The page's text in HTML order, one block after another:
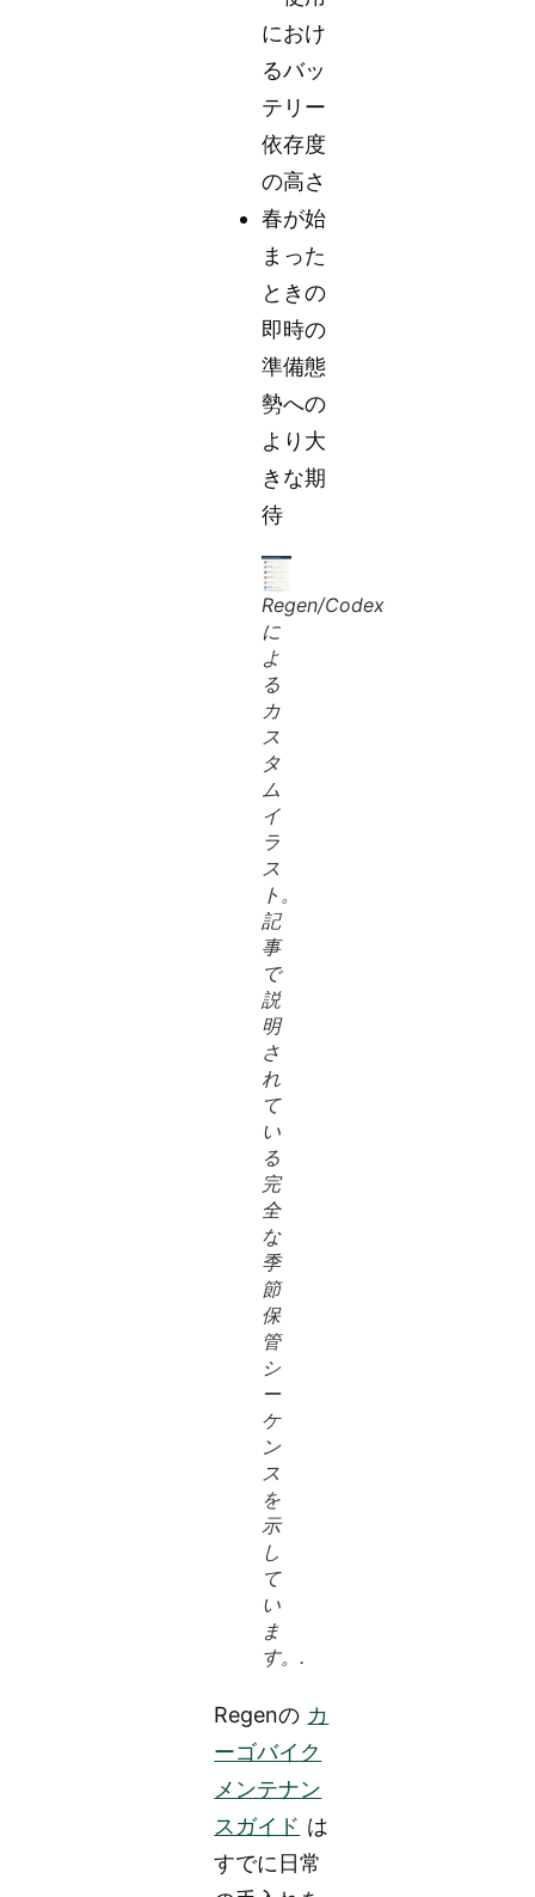
におけ
るバッ
テリー
依存度
の高さ
春が始
まった
ときの
即時の
準備態
勢への
より大
きな期
待
Regen/Codex
に
よ
る
カ
ス
タ
ム
イ
ラ
ス
ト。
記
事
で
説
明
さ
れ
て
い
る
完
全
な
季
節
保
管
シ
ー
ケ
ン
ス
を
示
し
て
い
ま
す。.
Regenの カ
ーゴバイク
メンテナン
スガイド は
すでに日常